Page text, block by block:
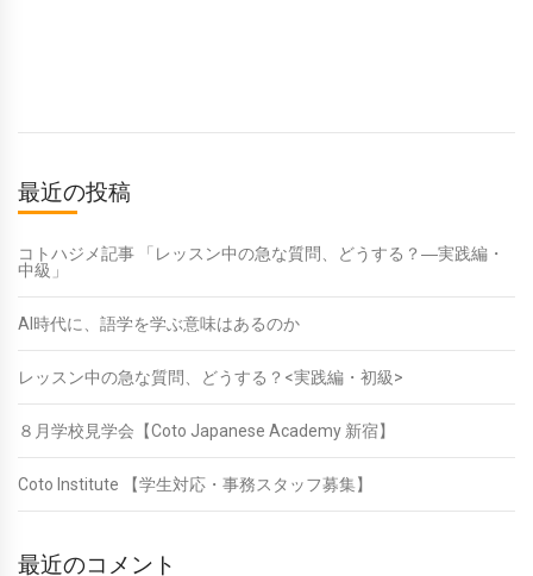
最近の投稿
コトハジメ記事 「レッスン中の急な質問、どうする？―実践編・
中級」
AI時代に、語学を学ぶ意味はあるのか
レッスン中の急な質問、どうする？<実践編・初級>
８月学校見学会【Coto Japanese Academy 新宿】
Coto Institute 【学生対応・事務スタッフ募集】
最近のコメント